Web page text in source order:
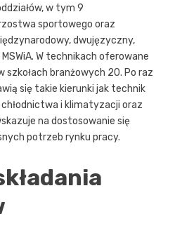
w tym 9
sportowego oraz
dwujęzyczny,
W technikach oferowane
szkołach branżowych 20. Po raz
się takie kierunki jak technik
i klimatyzacji oraz
na dostosowanie się
potrzeb rynku pracy.